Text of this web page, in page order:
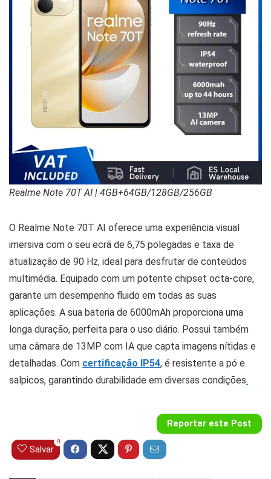
Realme Note 70T AI | 4GB+64GB/128GB/256GB
O Realme Note 70T AI oferece uma experiência visual
imersiva com o seu ecrã de 6,75 polegadas e taxa de
atualização de 90 Hz, ideal para desfrutar de conteúdos
multimédia. Equipado com um potente chipset octa-core,
garante um desempenho fluido em todas as suas
aplicações. A sua bateria de 6000mAh proporciona uma
longa duração, perfeita para o uso diário. Possui também
uma câmara de 13MP com IA que capta imagens nítidas e
detalhadas. Com certificação IP54, é resistente a pó e
salpicos, garantindo durabilidade em diversas condições.
Reportar este Post
Salvar
0